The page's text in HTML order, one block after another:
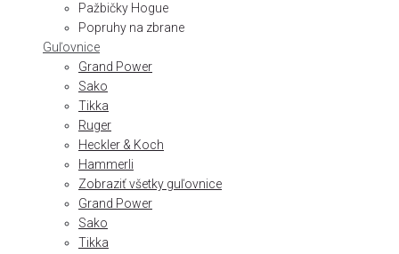
Pažbičky Hogue
Popruhy na zbrane
Guľovnice
Grand Power
Sako
Tikka
Ruger
Heckler & Koch
Hammerli
Zobraziť všetky guľovnice
Grand Power
Sako
Tikka